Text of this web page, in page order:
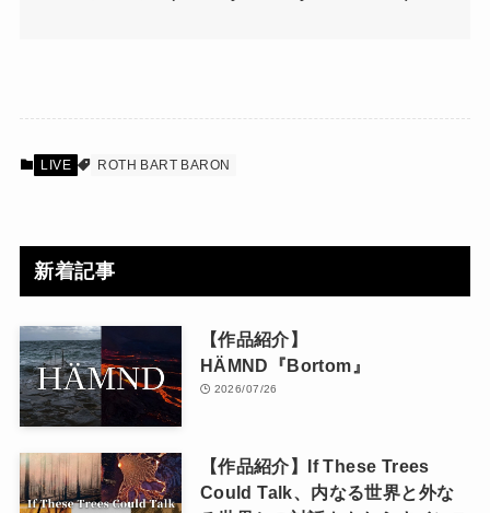
LIVE ROTH BART BARON
新着記事
【作品紹介】
HÄMND『Bortom』
2026/07/26
【作品紹介】If These Trees
Could Talk、内なる世界と外な